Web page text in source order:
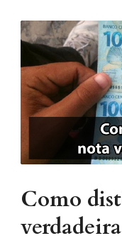
Como